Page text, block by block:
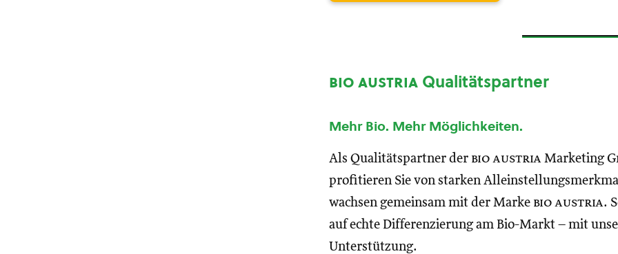
bio austria Qualitätspartner
Mehr Bio. Mehr Möglichkeiten.
Als Qualitätspartner der bio austria Marketing
profitieren Sie von starken
wachsen gemeinsam mit der Marke bio austria.
auf echte Differenzierung am Bio-Markt – mit
Unterstützung.